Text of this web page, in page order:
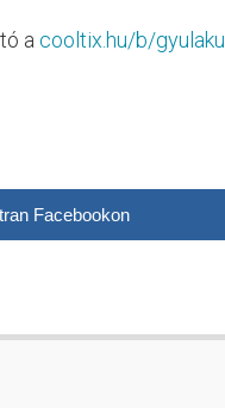
a cooltix.hu/b/
Facebookon